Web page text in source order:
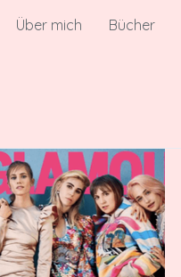
Über mich Bücher